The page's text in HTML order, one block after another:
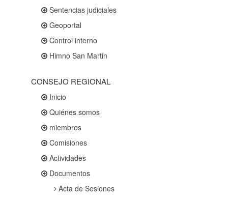
Sentencias judiciales
Geoportal
Control interno
Himno San Martin
CONSEJO REGIONAL
Inicio
Quiénes somos
miembros
Comisiones
Actividades
Documentos
Acta de Sesiones